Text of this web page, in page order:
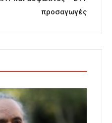
προσαγωγές